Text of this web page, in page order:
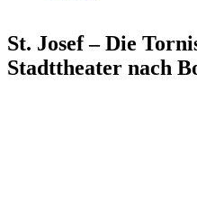
St. Josef – Die
Stadttheater nach